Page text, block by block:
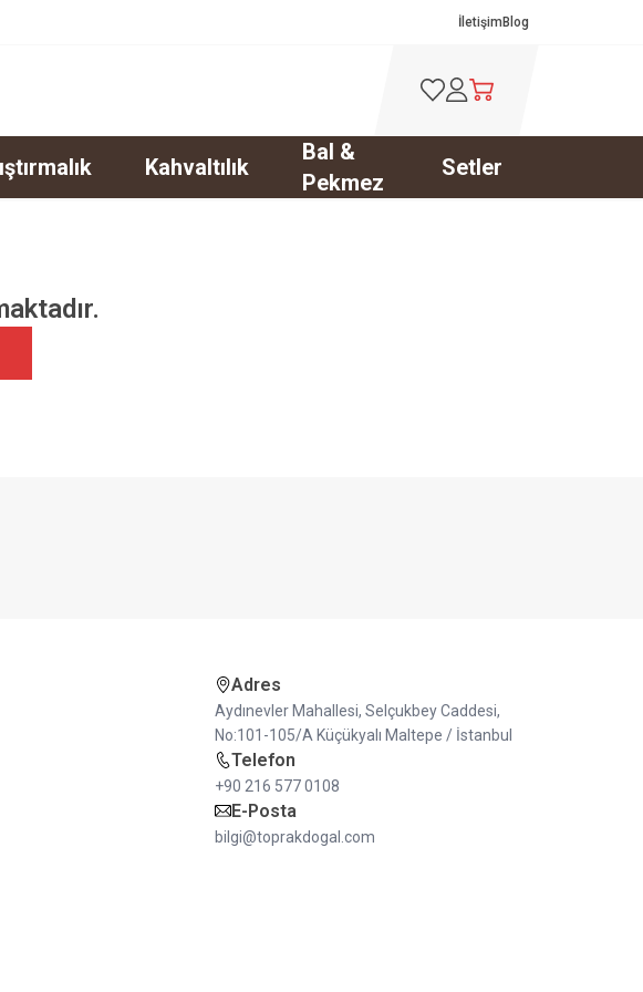
İletişim Blog
Favorilerim
Hesabım
Sepetim
Kahvaltılık
Bal &
Pekmez
Setler
Adres
Aydınevler Mahallesi, Selçukbey Caddesi,
No:101-105/A Küçükyalı Maltepe / İstanbul
Telefon
+90 216 577 0108
E-Posta
bilgi@toprakdogal.com